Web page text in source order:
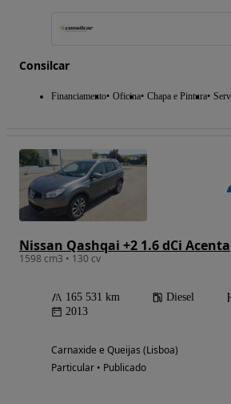
Consilcar
Financiamento Oficina Chapa e Pintura
Nissan Qashqai +2 1.6 dCi Acenta
1598 cm3 • 130 cv
165 531 km Diesel
2013
Carnaxide e Queijas (Lisboa)
Particular • Publicado